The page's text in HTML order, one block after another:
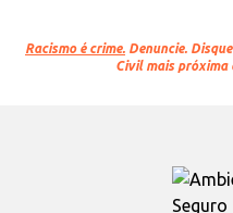
Racismo é crime. Denuncie.
Civil mais próxima